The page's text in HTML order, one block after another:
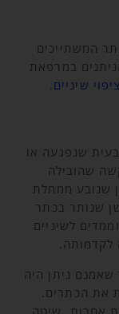
המשתייכים
במרפאת
ציפוי שיניים
שנפגעה או
שהובילה
שנובע ממחלת
שנותר בכתר
לשיניים
לקדמותה.
ניתן היה
את הכתרים.
אחרות. שיטה